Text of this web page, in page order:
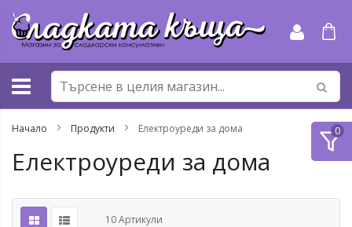
към
съдържанието
Начало Продукти Електроуреди за дома
Електроуреди за дома
10Артикули